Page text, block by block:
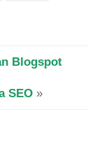
Blogspot
SEO»